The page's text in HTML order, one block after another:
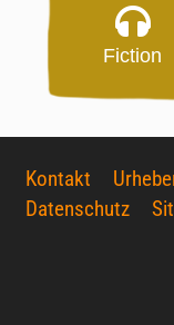
Fiction
Kontakt
Datenschutz